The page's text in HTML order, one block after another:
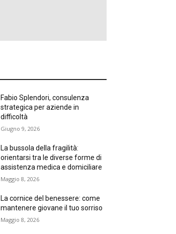
Fabio Splendori, consulenza
strategica per aziende in
difficoltà
Giugno 9, 2026
La bussola della fragilità:
orientarsi tra le diverse forme di
assistenza medica e domiciliare
Maggio 8, 2026
La cornice del benessere: come
mantenere giovane il tuo sorriso
Maggio 8, 2026